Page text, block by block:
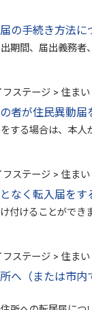
の手続き方法に
期間、届出義務
ステージ > 住まい
者が住民異動届
する場合は、本
ステージ > 住まい
なく転入届をす
付けることがで
ステージ > 住まい
へ（または市